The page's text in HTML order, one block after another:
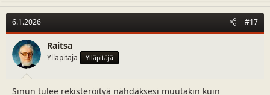
c
t
i
o
n
s
:
6.1.2026 #17
Raitsa
Ylläpitäjä Ylläpitäjä
Sinun tulee rekisteröityä nähdäksesi muutakin kuin